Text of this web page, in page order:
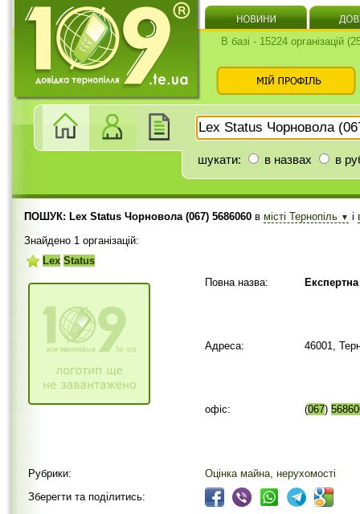
В базі - 15224 організацій
шукати: в назвах в
ПОШУК: Lex Status Чорновола (067) 5686060 в місті Тернопіль ▼ і
Знайдено 1 організацій:
Lex Status
Повна назва:
Адреса: 46001,
офіс: (067)
Рубрики:
Оцінка майна, нерухомості
Зберегти та поділитись: